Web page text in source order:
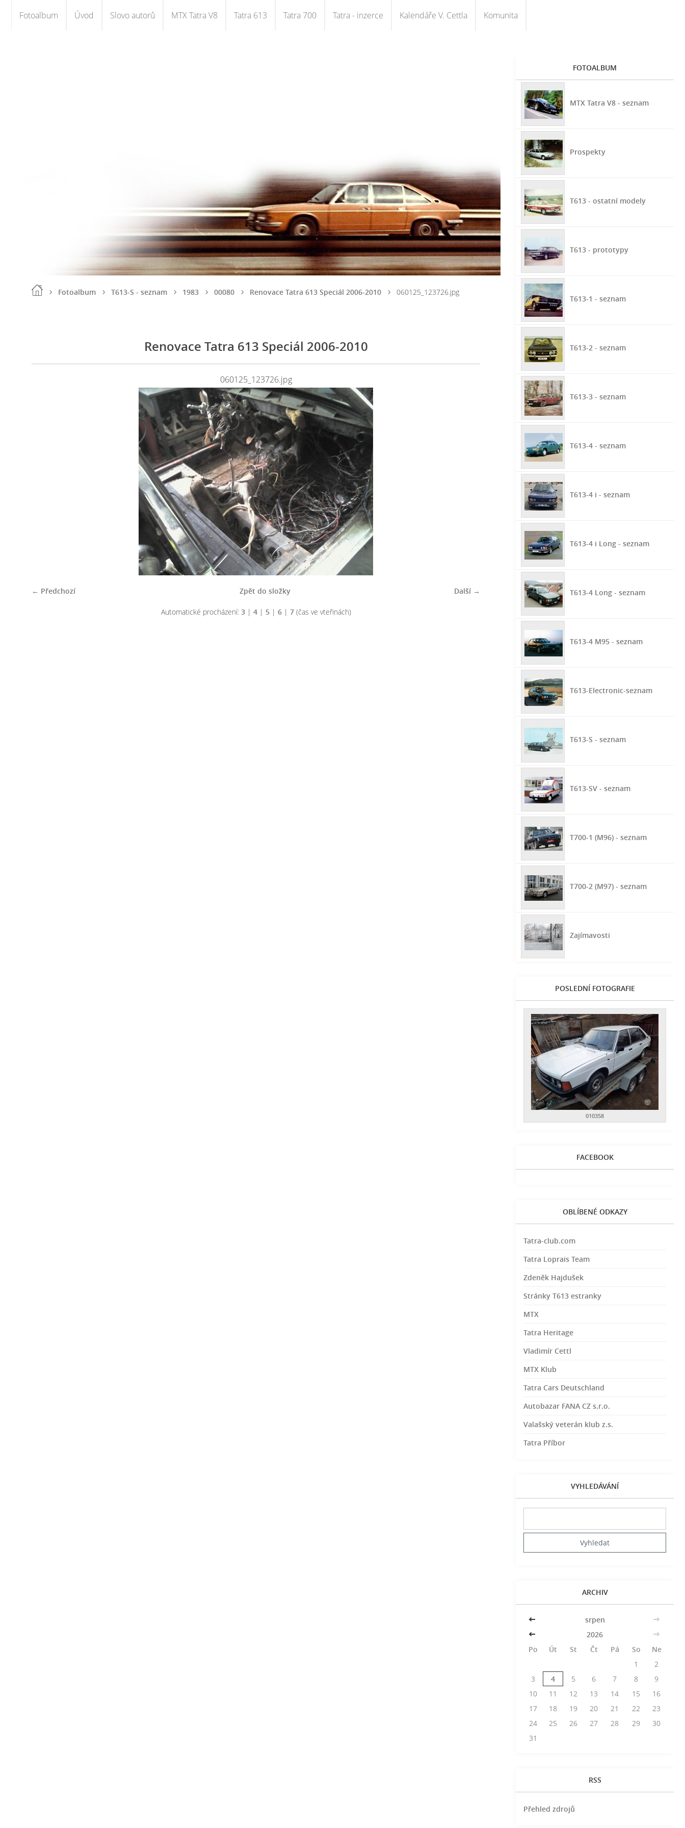
Fotoalbum Úvod Slovo autorů MTX Tatra V8 Tatra 613 Tatra 700 Tatra - inzerce Kalendáře V. Cettla Komunita
Fotoalbum T613-S - seznam 1983 00080 Renovace Tatra 613 Speciál 2006-2010 060125_123726.jpg
Renovace Tatra 613 Speciál 2006-2010
060125_123726.jpg
← Předchozí Další →
Zpět do složky
Automatické procházení: 3| 4| 5| 6| 7(čas ve vteřinách)
FOTOALBUM
MTX Tatra V8 - seznam
Prospekty
T613 - ostatní modely
T613 - prototypy
T613-1 - seznam
T613-2 - seznam
T613-3 - seznam
T613-4 - seznam
T613-4 i - seznam
T613-4 i Long - seznam
T613-4 Long - seznam
T613-4 M95 - seznam
T613-Electronic-seznam
T613-S - seznam
T613-SV - seznam
T700-1 (M96) - seznam
T700-2 (M97) - seznam
Zajímavosti
POSLEDNÍ FOTOGRAFIE
010358
FACEBOOK
OBLÍBENÉ ODKAZY
Tatra-club.com
Tatra Loprais Team
Zdeněk Hajdušek
Stránky T613 estranky
MTX
Tatra Heritage
Vladimír Cettl
MTX Klub
Tatra Cars Deutschland
Autobazar FANA CZ s.r.o.
Valašský veterán klub z.s.
Tatra Příbor
VYHLEDÁVÁNÍ
ARCHIV
<< srpen
>>
<<
2026
>>
Po
Út St Čt Pá So
Ne
1
2
3
4 5 6 7 8
9
10
11 12 13 14 15
16
17
18 19 20 21 22
23
24
25 26 27 28 29
30
31
RSS
Přehled zdrojů